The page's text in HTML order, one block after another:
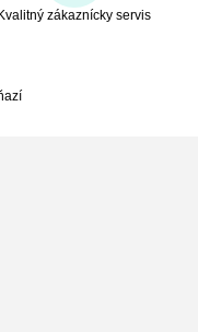
zákaznícky servis